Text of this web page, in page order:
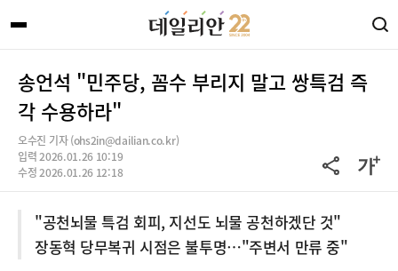
송언석 "민주당, 꼼수 부리지 말고 쌍특검 즉
각 수용하라"
오수진 기자 (ohs2in@dailian.co.kr)
입력 2026.01.26 10:19
수정 2026.01.26 12:18
"공천뇌물 특검 회피, 지선도 뇌물 공천하겠단 것"
장동혁 당무복귀 시점은 불투명…"주변서 만류 중"